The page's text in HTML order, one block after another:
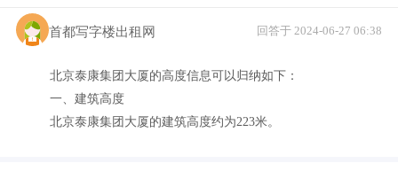
首都写字楼出租网 回答于 2024-06-27 06:38
北京泰康集团大厦的高度信息可以归纳如下：
一、建筑高度
北京泰康集团大厦的建筑高度约为223米。